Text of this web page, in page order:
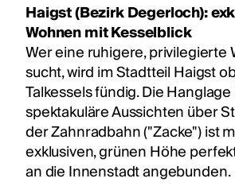
Haigst (Bezirk Degerloch):
Wohnen mit Kesselblick
Wer eine ruhigere, privilegierte
sucht, wird im Stadtteil Haigst
Talkessels fündig. Die
spektakuläre Aussichten über
der Zahnradbahn ("Zacke") ist
exklusiven, grünen Höhe
an die Innenstadt angebunden.